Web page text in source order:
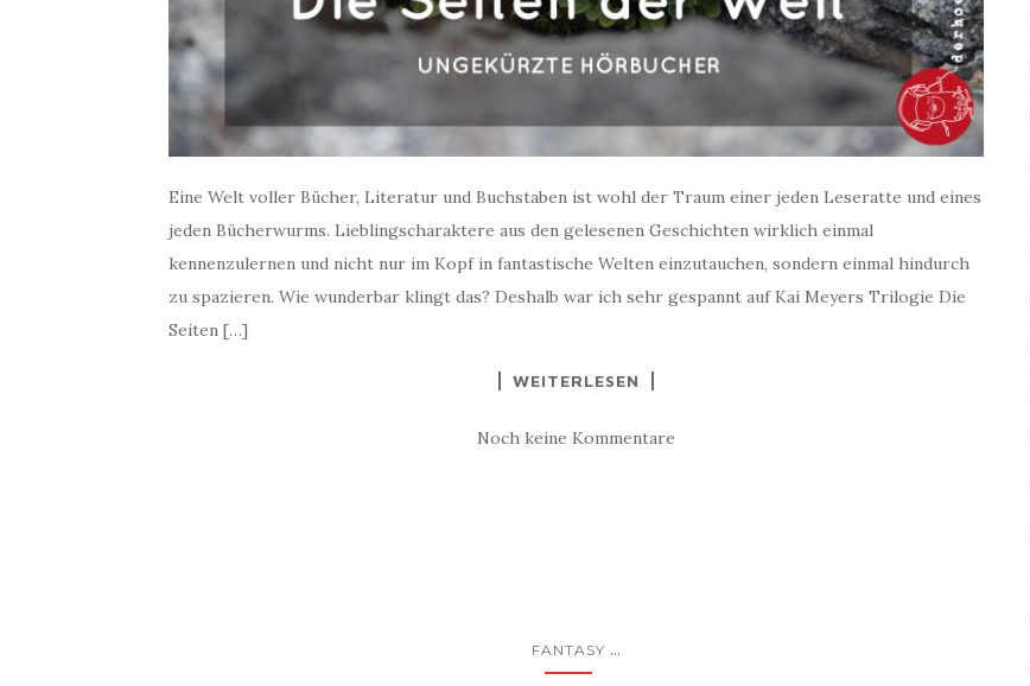
Eine Welt voller Bücher, Literatur und Buchstaben ist wohl der Traum einer jeden Leseratte und eines
jeden Bücherwurms. Lieblingscharaktere aus den gelesenen Geschichten wirklich einmal
kennenzulernen und nicht nur im Kopf in fantastische Welten einzutauchen, sondern einmal hindurch
zu spazieren. Wie wunderbar klingt das? Deshalb war ich sehr gespannt auf Kai Meyers Trilogie Die
Seiten […]
WEITERLESEN
Noch keine Kommentare
FANTASY ...